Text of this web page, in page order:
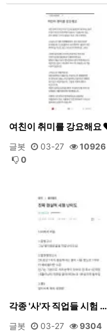
여친이 취미를 강요해요
글봇 03-27 10926
0
각종 '사'자 직업들 시험 …
글봇 03-27 9304